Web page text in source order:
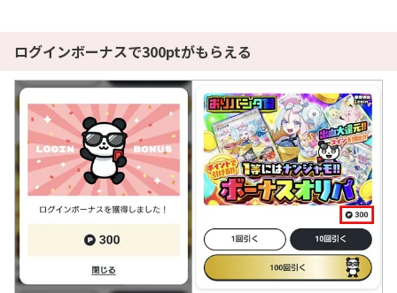
ログインボーナスで300ptがもらえる